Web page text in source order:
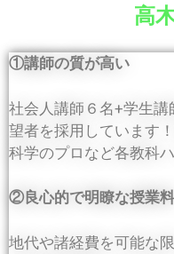
高
①講師の質が高い
社会人講師６名+学生
望者を採用しています
科学のプロなど各教科
②良心的で明瞭な授業料
地代や諸経費を可能な